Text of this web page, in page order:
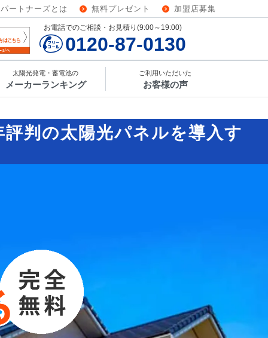
ートナーズとは 無料プレゼント 加盟店募集
お電話でのご相談・お見積り(9:00～19:00)
0120-87-0130
太陽光発電・蓄電池の
メーカーランキング
ご利用いただいた
お客様の声
判の太陽光パネルを導入す